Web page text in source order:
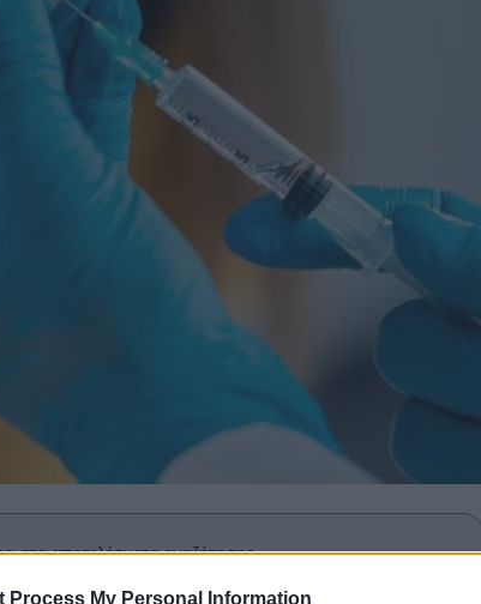
Process My Personal Information
στα αποτελέσματα αναζήτησης.